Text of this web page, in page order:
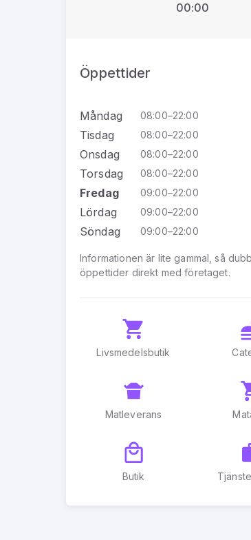
00:00
Öppettider
Måndag 08:00–22:00
Tisdag 08:00–22:00
Onsdag 08:00–22:00
Torsdag 08:00–22:00
Fredag 09:00–22:00
Lördag 09:00–22:00
Söndag 09:00–22:00
Informationen är lite gammal, så
öppettider direkt med företaget.
Livsmedelsbutik
Matleverans
Butik